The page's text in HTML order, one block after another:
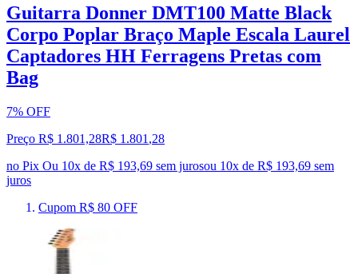
Guitarra Donner DMT100 Matte Black
Corpo Poplar Braço Maple Escala Laurel
Captadores HH Ferragens Pretas com
Bag
7% OFF
Preço R$ 1.801,28R$ 1.801 ,28
no Pix Ou 10x de R$ 193,69 sem jurosou 10x de R$ 193,69 sem
juros
Cupom R$ 80 OFF